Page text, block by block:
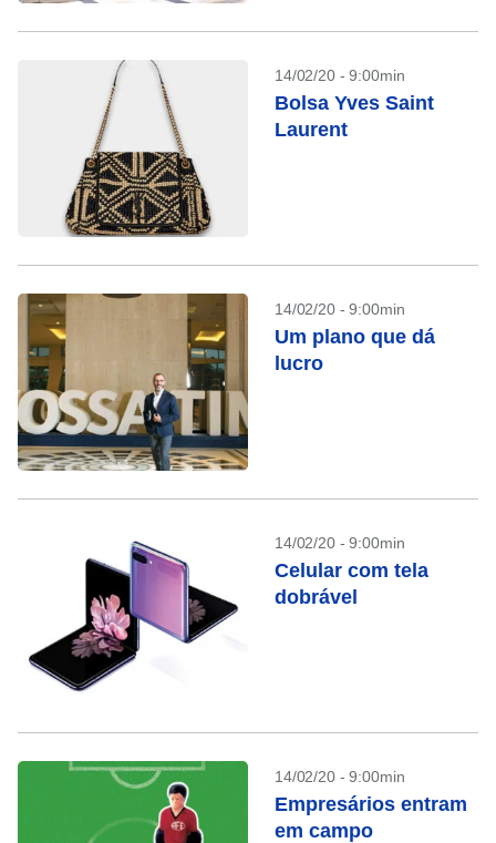
14/02/20 - 9:00min
Bolsa Yves Saint
Laurent
14/02/20 - 9:00min
Um plano que dá
lucro
14/02/20 - 9:00min
Celular com tela
dobrável
14/02/20 - 9:00min
Empresários entram
em campo